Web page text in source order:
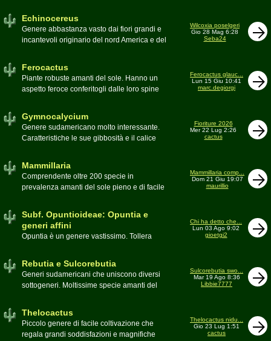
denominati cactus barile per il loro notevole
pessimo
Echinocereus
Genere abbastanza vasto dai fiori grandi e
incantevoli originario del nord America e del
Wilcoxia poselgeri
Gio 28 Mag 6:28
Seba24
Ferocactus
Piante robuste amanti del sole. Hanno un
aspetto feroce conferitogli dalle loro spine
Ferocactus glauc...
Lun 15 Giu 10:41
marc.degiorgi
Gymnocalycium
Genere sudamericano molto interessante.
Caratteristiche le sue gibbosità e il calice
Fioriture 2026
Mer 22 Lug 2:26
cactus
Mammillaria
Comprendente oltre 200 specie in
prevalenza amanti del sole pieno e di facile
Mammillaria comp...
Dom 21 Giu 19:07
maurillio
Subf. Opuntioideae: Opuntia e
generi affini
Opuntia è un genere vastissimo. Tollera
Canada. Caratteristiche le temute spine
carnosi spesso commestibili
Chi ha detto che...
Lun 03 Ago 9:02
gioetgi2
Rebutia e Sulcorebutia
Generi sudamericani che uniscono diversi
sottogeneri. Moltissime specie amanti del
Sulcorebutia swo...
Mar 19 Ago 8:36
Libbie7777
Thelocactus
Piccolo genere di facile coltivazione che
regala grandi soddisfazioni e magnifiche
Thelocactus nidu...
Gio 23 Lug 1:51
cactus